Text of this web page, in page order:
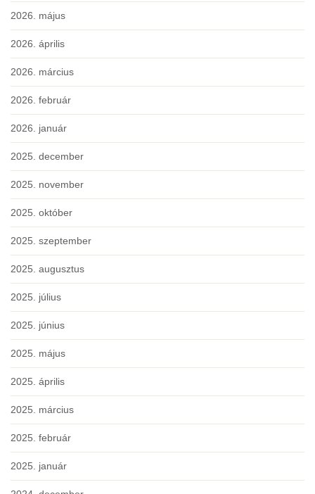
2026. május
2026. április
2026. március
2026. február
2026. január
2025. december
2025. november
2025. október
2025. szeptember
2025. augusztus
2025. július
2025. június
2025. május
2025. április
2025. március
2025. február
2025. január